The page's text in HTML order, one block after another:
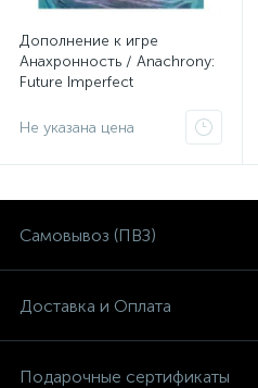
Дополнение к игре
Анахронность / Anachrony:
Future Imperfect
Не указана цена
Самовывоз (ПВЗ)
Доставка и Оплата
Подарочные сертификаты